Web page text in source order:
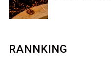
RANNKING